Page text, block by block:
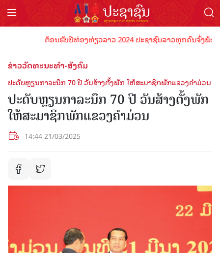
ຕ້ອນຮັບປີທ່ອງທ່ຽວລາວ 2024 ປະຊາຊົນລາວທຸກຄົນຈົ່ງພ້ອ
ຂ່າວວັດທະນະທຳ-ສັງຄົມ
ປະດັບຫຼຽນກາລະນຶກ 70 ປີ ວັນສ້າງຕັ້ງພັກ ໃຫ້ສະມາຊິກພັກແຂວງຄໍາມ່ວນ
ປະດັບຫຼຽນກາລະນຶກ 70 ປີ ວັນສ້າງຕັ້ງພັກ
ໃຫ້ສະມາຊິກພັກແຂວງຄໍາມ່ວນ
14:44 21/03/2025